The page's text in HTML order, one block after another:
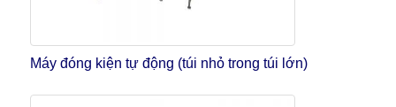
Máy đóng kiện tự động (túi nhỏ trong túi lớn)